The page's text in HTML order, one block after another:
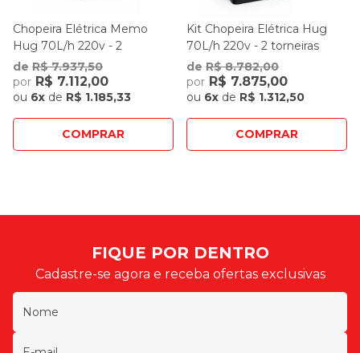
Chopeira Elétrica Memo
Hug 70L/h 220v - 2
Torneiras
de R$ 7.937,50
por R$ 7.112,00
ou 6x de R$ 1.185,33
COMPRAR
Kit Chopeira Elétrica Hug
70L/h 220v - 2 torneiras
de R$ 8.782,00
por R$ 7.875,00
ou 6x de R$ 1.312,50
COMPRAR
FIQUE POR DENTRO
Cadastre-se agora e receba ofertas exclusivas